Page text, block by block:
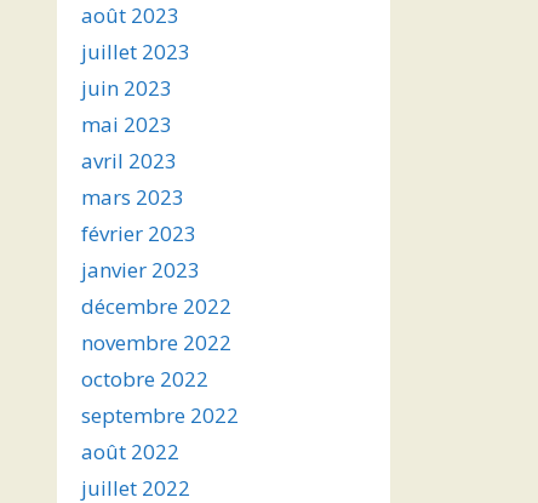
août 2023
juillet 2023
juin 2023
mai 2023
avril 2023
mars 2023
février 2023
janvier 2023
décembre 2022
novembre 2022
octobre 2022
septembre 2022
août 2022
juillet 2022